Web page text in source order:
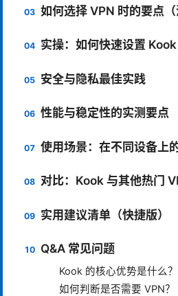
如何选择 VPN 时的要点（
实操：如何快速设置
安全与隐私最佳实践
性能与稳定性的实测要点
使用场景：在不同设备上
对比：Kook 与其他热门
实用建议清单（快捷版）
Q&A 常见问题
Kook 的核心优势是什么？
如何判断是否需要 VPN？